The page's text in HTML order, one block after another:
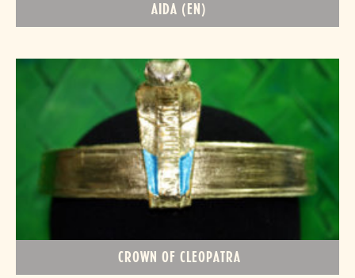
AIDA (EN)
CROWN OF CLEOPATRA